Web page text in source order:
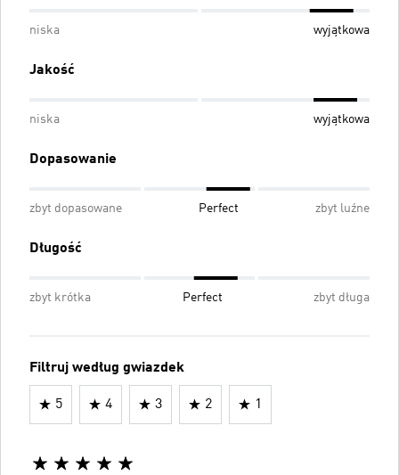
niska wyjątkowa
Jakość
niska wyjątkowa
Dopasowanie
zbyt dopasowane Perfect zbyt luźne
Długość
zbyt krótka Perfect zbyt długa
Filtruj według gwiazdek
5 4 3 2 1